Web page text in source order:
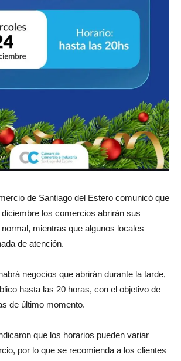
de Santiago del Estero comunicó que
los comercios abrirán sus
mientras que algunos locales
de atención.
negocios que abrirán durante la tarde,
hasta las 20 horas, con el objetivo de
de último momento.
que los horarios pueden variar
por lo que se recomienda a los clientes